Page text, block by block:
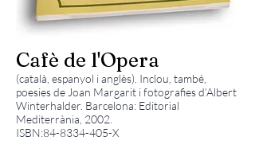
Cafè de l'Opera
(català, espanyol i anglès). Inclou, també,
poesies de Joan Margarit i fotografies d’Albert
Winterhalder. Barcelona: Editorial
Mediterrània, 2002.
ISBN:84-8334-405-X